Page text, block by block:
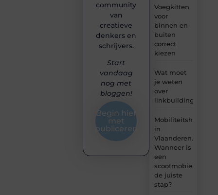
Voegkitten
voor
binnen en
buiten
correct
kiezen
Wat moet
je weten
over
linkbuilding?
in
Vlaanderen.
Wanneer is
een
scootmobiel
de juiste
stap?
community
van
creatieve
denkers en
schrijvers.
Start
vandaag
nog met
bloggen!
Begin hier
met
publiceren